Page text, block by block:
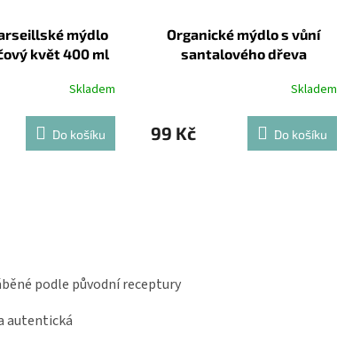
mýdlo
květ 400 ml
Skladem
Do košíku
Organické mýdlo s vůní
santalového dřeva
Skladem
99 Kč Do košíku
podle původní receptury
autentická